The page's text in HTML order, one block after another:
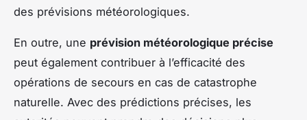
des prévisions météorologiques.
En outre, une prévision météorologique précise
peut également contribuer à l’efficacité des
opérations de secours en cas de catastrophe
naturelle. Avec des prédictions précises, les